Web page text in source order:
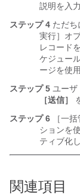
説明を入
ステップ 4 ただ
実行］オ
レコード
ケジュー
ージを使
ステップ 5 ユーザ
［送信］
ステップ 6 ［一
ションを
ティブ化
関連項目